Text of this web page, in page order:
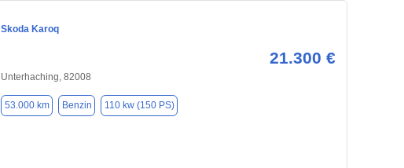
Skoda Karoq
21.300 €
Unterhaching, 82008
53.000 km Benzin 110 kw (150 PS)